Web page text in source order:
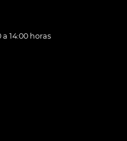
14:00 horas